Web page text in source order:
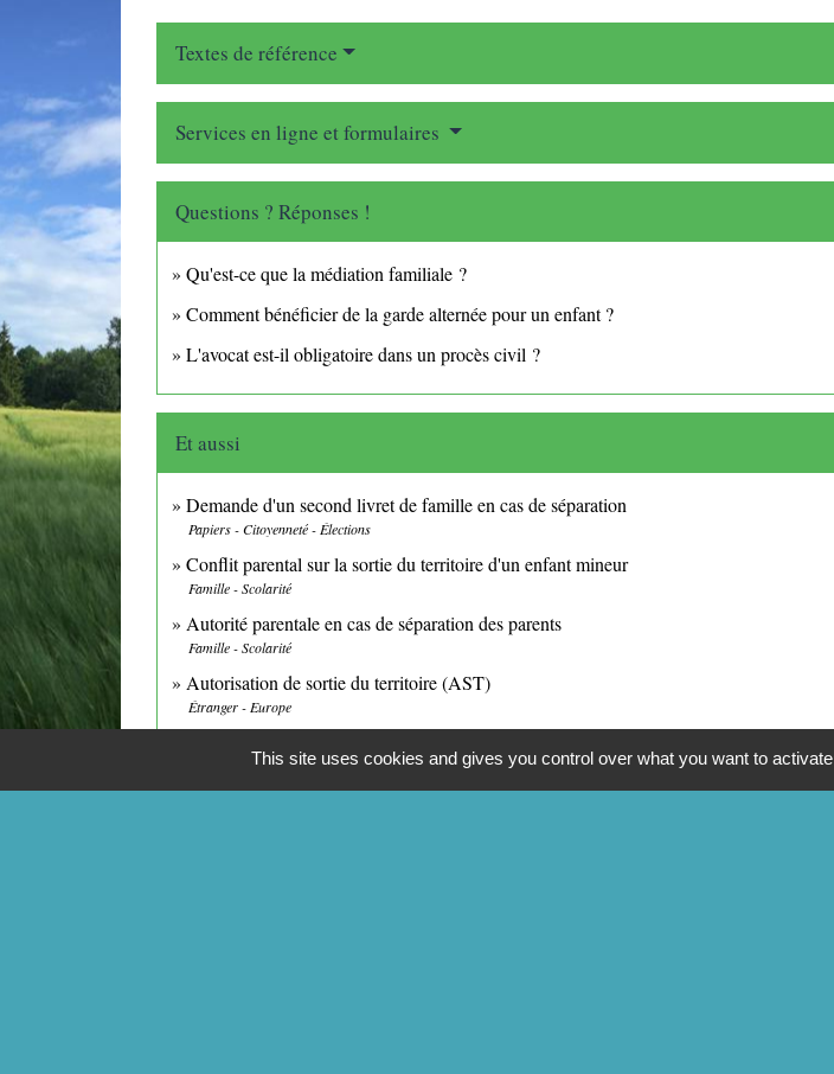
Textes de référence
Services en ligne et formulaires
Questions ? Réponses !
Qu'est-ce que la médiation familiale ?
Comment bénéficier de la garde alternée pour un enfant ?
L'avocat est-il obligatoire dans un procès civil ?
Et aussi
Demande d'un second livret de famille en cas de séparation
Papiers - Citoyenneté - Élections
Conflit parental sur la sortie du territoire d'un enfant mineur
Famille - Scolarité
Autorité parentale en cas de séparation des parents
Famille - Scolarité
Autorisation de sortie du territoire (AST)
Étranger - Europe
Famille - ScolaritéThis site uses cookies and gives you control over what you want to activate